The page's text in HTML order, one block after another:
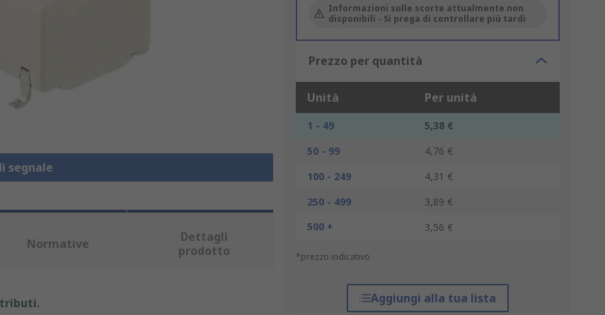
segnale
Informazioni sulle scorte attualmente non
disponibili - Si prega di controllare più tardi
Prezzo per quantità
Unità Per unità
1 - 49
5,38 €
50 - 99
4,76 €
100 - 249
4,31 €
250 - 499
3,89 €
500 +
3,56 €
*prezzo indicativo
Aggiungi alla tua lista
Normative
Dettagli
prodotto